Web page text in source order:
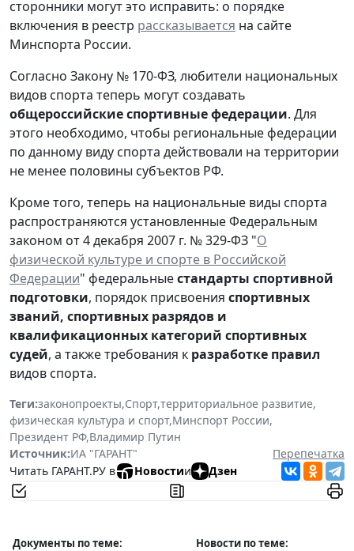
сторонники могут это исправить: о порядке
включения в реестр рассказывается на сайте
Минспорта России.
Согласно Закону № 170-ФЗ, любители национальных
видов спорта теперь могут создавать
общероссийские спортивные федерации. Для
этого необходимо, чтобы региональные федерации
по данному виду спорта действовали на территории
не менее половины субъектов РФ.
Кроме того, теперь на национальные виды спорта
распространяются установленные Федеральным
законом от 4 декабря 2007 г. № 329-ФЗ "О
физической культуре и спорте в Российской
Федерации" федеральныестандарты спортивной
подготовки, порядок присвоения спортивных
званий, спортивных разрядов и
квалификационных категорий спортивных
судей, а также требования к разработке правил
видов спорта.
Теги:законопроекты,Спорт,территориальное развитие,
физическая культура и спорт,Минспорт России,
Президент РФ,Владимир Путин
Источник:ИА "ГАРАНТ"
Перепечатка
Читать ГАРАНТ.РУ в
Новостии Дзен
Документы по теме: Новости по теме: